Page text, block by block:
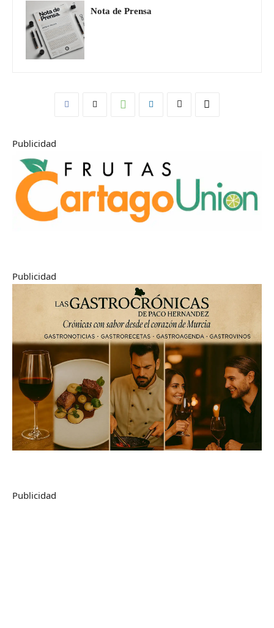
Nota de Prensa
Publicidad
Publicidad
Publicidad